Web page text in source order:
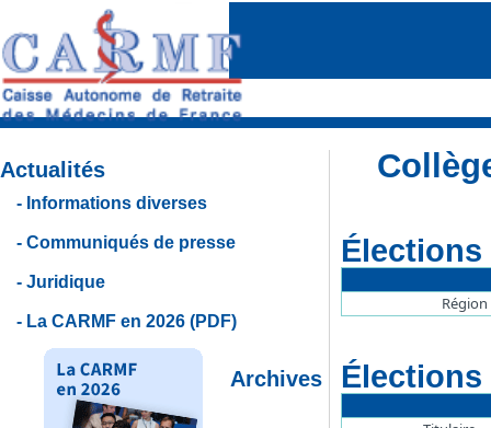
Actualités
Informations diverses
Communiqués de presse
Juridique
La CARMF en 2026 (PDF)
Archives
Élections
Région